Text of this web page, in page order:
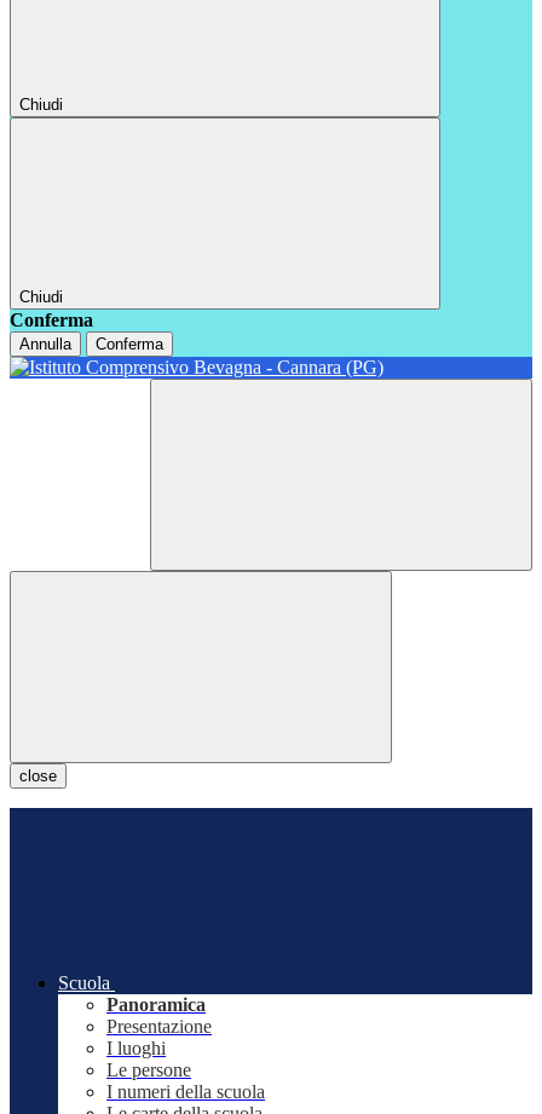
Chiudi
Chiudi
Conferma
Annulla Conferma
close
Scuola
Panoramica
Presentazione
I luoghi
Le persone
I numeri della scuola